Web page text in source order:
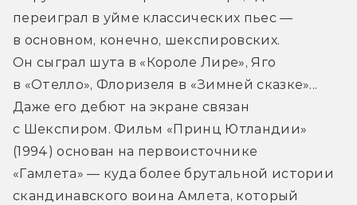
переиграл в уйме классических пьес —
в основном, конечно, шекспировских.
Он сыграл шута в «Короле Лире», Яго
в «Отелло», Флоризеля в «Зимней сказке»...
Даже его дебют на экране связан
с Шекспиром. Фильм «Принц Ютландии»
(1994) основан на первоисточнике
«Гамлета» — куда более брутальной истории
скандинавского воина Амлета, который